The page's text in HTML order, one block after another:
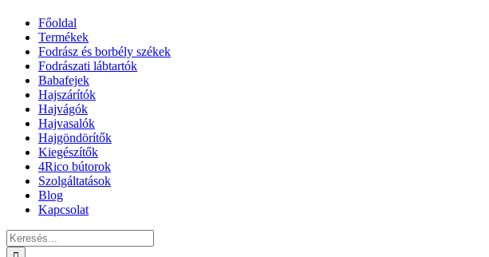
Főoldal
Termékek
Fodrász és borbély székek
Fodrászati lábtartók
Babafejek
Hajszárítók
Hajvágók
Hajvasalók
Hajgöndörítők
Kiegészítők
4Rico bútorok
Szolgáltatások
Blog
Kapcsolat
Keresés...